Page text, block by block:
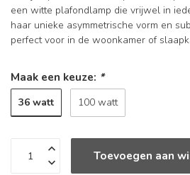
een witte plafondlamp die vrijwel in
haar unieke asymmetrische vorm en
perfect voor in de woonkamer of
Maak een keuze: *
36 watt 100 watt
Toevoegen aan